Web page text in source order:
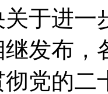
于进一
发布，
党的